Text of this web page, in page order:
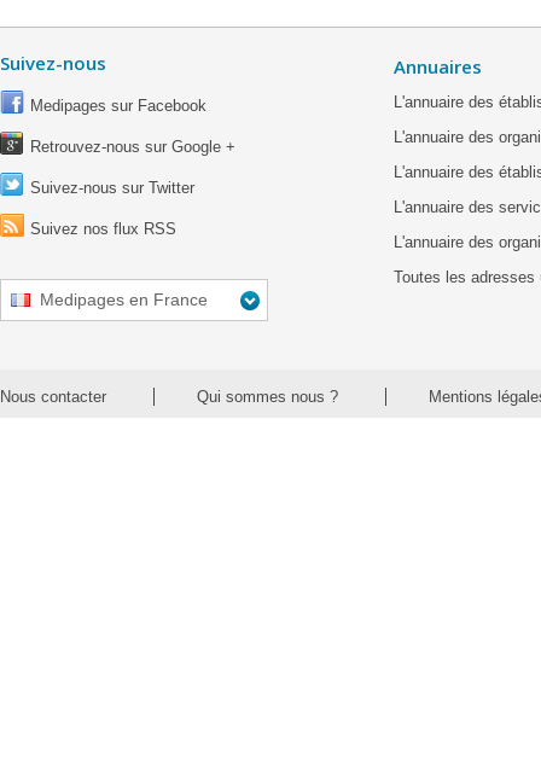
Suivez-nous
Medipages sur Facebook
Retrouvez-nous sur Google +
Suivez-nous sur Twitter
Suivez nos flux RSS
Medipages en France
Annuaires
L'annuaire des
L'annuaire des
L'annuaire des
L'annuaire des
L'annuaire des
Toutes les adresses
Nous contacter Qui sommes nous ? Mentions